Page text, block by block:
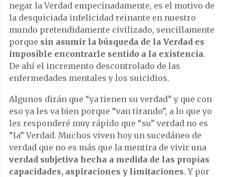
negar la Verdad empecinadamente, es el motivo de
la desquiciada infelicidad reinante en nuestro
mundo pretendidamente civilizado, sencillamente
porque sin asumir la búsqueda de la Verdad es
imposible encontrarle sentido a la existencia.
De ahí el incremento descontrolado de las
enfermedades mentales y los suicidios.
Algunos dirán que “ya tienen su verdad” y que con
eso ya les va bien porque “van tirando”, a lo que yo
les responderé muy rápido que “su” verdad no es
“la” Verdad. Muchos viven hoy un sucedáneo de
verdad que no es más que la mentira de vivir una
verdad subjetiva hecha a medida de las propias
capacidades, aspiraciones y limitaciones. Y por